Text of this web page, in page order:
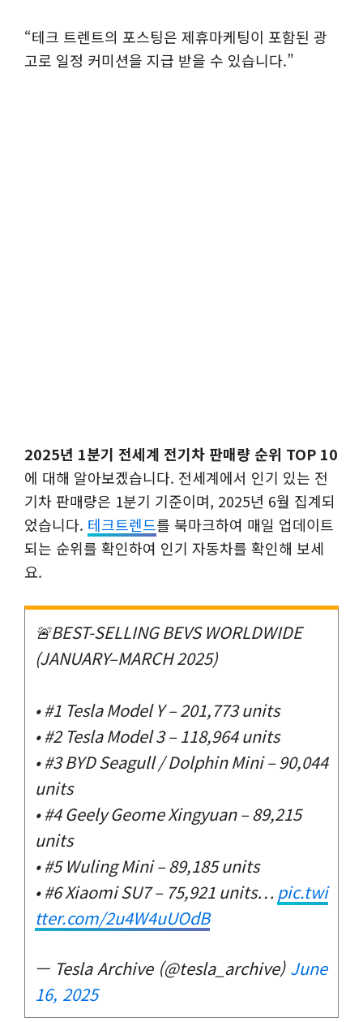
“테크 트렌트의 포스팅은 제휴마케팅이 포함된 광
고로 일정 커미션을 지급 받을 수 있습니다.”
2025년 1분기 전세계 전기차 판매량 순위 TOP 10
에 대해 알아보겠습니다. 전세계에서 인기 있는 전
기차 판매량은 1분기 기준이며, 2025년 6월 집계되
었습니다. 테크트렌드를 북마크하여 매일 업데이트
되는 순위를 확인하여 인기 자동차를 확인해 보세
요.
🚨BEST-SELLING BEVS WORLDWIDE
(JANUARY–MARCH 2025)
• #1 Tesla Model Y – 201,773 units
• #2 Tesla Model 3 – 118,964 units
• #3 BYD Seagull / Dolphin Mini – 90,044
units
• #4 Geely Geome Xingyuan – 89,215
units
• #5 Wuling Mini – 89,185 units
• #6 Xiaomi SU7 – 75,921 units… pic.twi
tter.com/2u4W4uUOdB
— Tesla Archive (@tesla_archive) June
16, 2025